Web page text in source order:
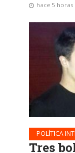
hace 5 horas
POLÍTICA
Tres